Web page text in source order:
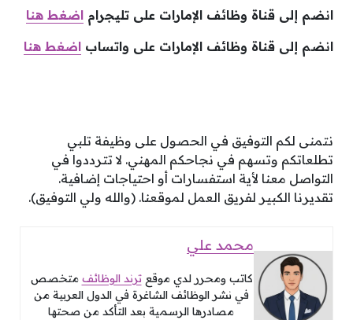
انضم إلى قناة وظائف الإمارات على تليجرام اضغط هنا
انضم إلى قناة وظائف الإمارات على واتساب اضغط هنا
نتمنى لكم التوفيق في الحصول على وظيفة تلبي
تطلعاتكم وتسهم في نجاحكم المهني. لا تترددوا في
التواصل معنا لأية استفسارات أو احتياجات إضافية.
تقديرنا الكبير لفريق العمل لموقعنا. (والله ولي التوفيق).
محمد علي
كاتب ومحرر لدي موقعترند الوظائف متخصص
في نشر الوظائف الشاغرة في الدول العربية من
مصادرها الرسمية بعد التأكد من صحتها